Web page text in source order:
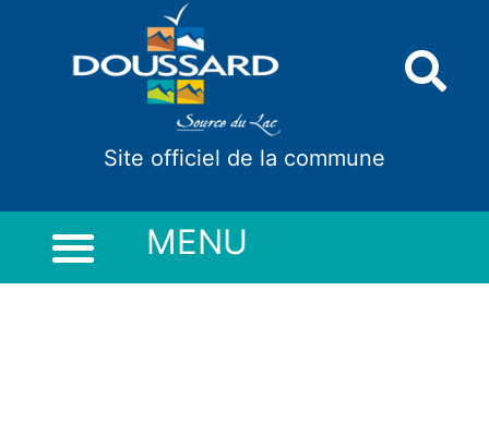
Site officiel de la commune
MENU
Panneau de gestion des cookies